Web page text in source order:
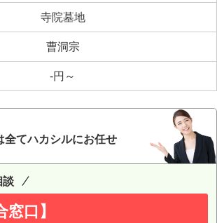
寺院墓地
曹洞宗
-円～
全てハカシルにお任せ
談
口】